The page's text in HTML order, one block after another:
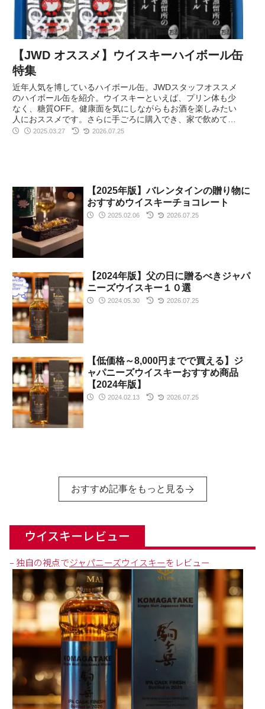
【JWD オススメ】ウイスキーハイボール缶
特集
近年人気を博しているハイボール缶。JWDスタッフオススメ
のハイボール缶を紹介。ウイスキーといえば、プリン体も少
なく、糖質OFF。健康面を気にしながらもお酒を楽しみたい
人におススメです。さらに手ごろに購入でき、家で飲めて、
本格的な味わいを持つ、そんなハイボール缶を紹介します。
2025.03.27 2026.07.25
【2025年版】バレンタインの贈り物に
おすすめウイスキーチョコレート
2025.02.06 2026.07.25
【2024年版】父の日に贈るべきジャパ
ニーズウイスキー１０選
2024.05.30 2026.07.25
【低価格～8,000円までで買える】ジ
ャパニーズウイスキーおすすめ商品
【2024年版】
2024.02.13 2026.07.25
おすすめ記事をもっと見る
ウイスキーレビュー
– 独自の視点でジャパニーズウイスキーをレビュー